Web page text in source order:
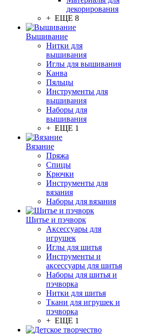
декорирования
+ ЕЩЕ 8
Вышивание
Нитки для
вышивания
Иглы для вышивания
Канва
Пяльцы
Инструменты для
вышивания
Наборы для
вышивания
+ ЕЩЕ 1
Вязание
Пряжа
Спицы
Крючки
Инструменты для
вязания
Наборы для вязания
Шитье и пэчворк
Аксессуары для
игрушек
Иглы для шитья
Инструменты и
аксессуары для шитья
Наборы для шитья и
пэчворка
Нитки для шитья
Ткани для игрушек и
пэчворка
+ ЕЩЕ 1